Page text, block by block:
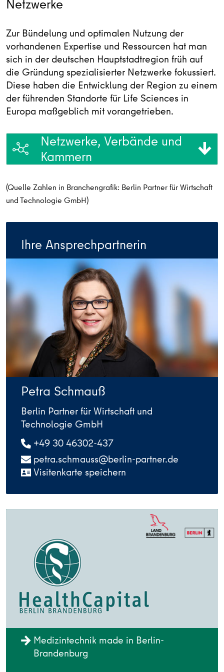
Netzwerke
Zur Bündelung und optimalen Nutzung der
vorhandenen Expertise und Ressourcen hat man
sich in der deutschen Hauptstadtregion früh auf
die Gründung spezialisierter Netzwerke fokussiert.
Diese haben die Entwicklung der Region zu einem
der führenden Standorte für Life Sciences in
Europa maßgeblich mit vorangetrieben.
Netzwerke, Verbände und
Kammern
(Quelle Zahlen in Branchengrafik: Berlin Partner für Wirtschaft
und Technologie GmbH)
Ihre Ansprechpartnerin
Petra Schmauß
Berlin Partner für Wirtschaft und
Technologie GmbH
+49 30 46302-437
petra.schmauss@berlin-partner.de
Visitenkarte speichern
Medizintechnik made in Berlin-
Brandenburg